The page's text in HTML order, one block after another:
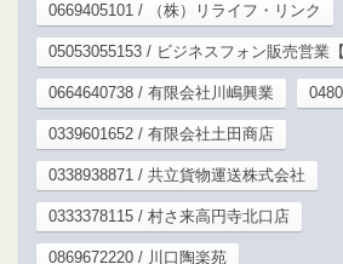
0669405101 / （株）リライフ・リンク
05053055153 / ビジネスフォン販売営業【
0664640738 / 有限会社川嶋興業
0339601652 / 有限会社土田商店
0338938871 / 共立貨物運送株式会社
0333378115 / 村さ来高円寺北口店
0869672220 / 川口陶楽苑